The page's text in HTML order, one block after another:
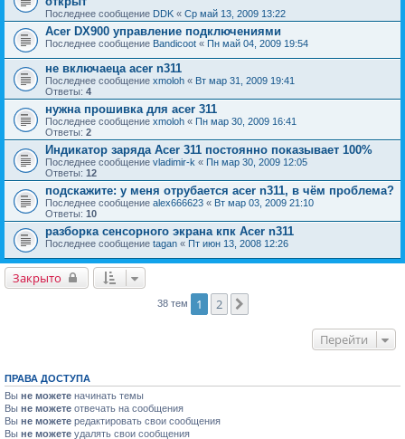
Последнее сообщение DDK « Ср май 13, 2009 13:22
Acer DX900 управление подключениями
Последнее сообщение Bandicoot « Пн май 04, 2009 19:54
не включаеца acer n311
Последнее сообщение xmoloh « Вт мар 31, 2009 19:41
Ответы: 4
нужна прошивка для acer 311
Последнее сообщение xmoloh « Пн мар 30, 2009 16:41
Ответы: 2
Индикатор заряда Acer 311 постоянно показывает 100%
Последнее сообщение vladimir-k « Пн мар 30, 2009 12:05
Ответы: 12
подскажите: у меня отрубается acer n311, в чём проблема?
Последнее сообщение alex666623 « Вт мар 03, 2009 21:10
Ответы: 10
разборка сенсорного экрана кпк Acer n311
Последнее сообщение tagan « Пт июн 13, 2008 12:26
Закрыто
38 тем 1 2
Перейти
ПРАВА ДОСТУПА
Вы не можете начинать темы
Вы не можете отвечать на сообщения
Вы не можете редактировать свои сообщения
Вы не можете удалять свои сообщения